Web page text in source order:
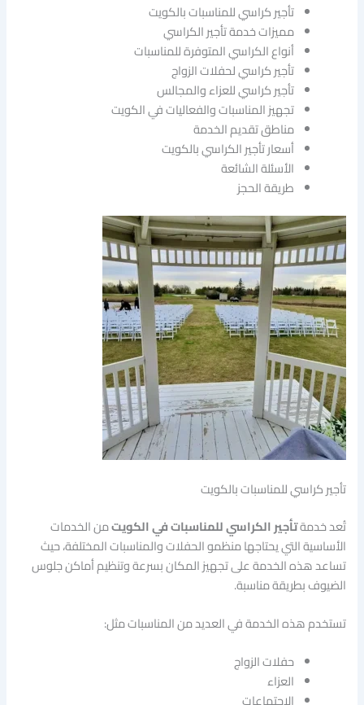
تأجير كراسي للمناسبات بالكويت
مميزات خدمة تأجير الكراسي
أنواع الكراسي المتوفرة للمناسبات
تأجير كراسي لحفلات الزواج
تأجير كراسي للعزاء والمجالس
تجهيز المناسبات والفعاليات في الكويت
مناطق تقديم الخدمة
أسعار تأجير الكراسي بالكويت
الأسئلة الشائعة
طريقة الحجز
تأجير كراسي للمناسبات بالكويت
تُعد خدمةتأجير الكراسي للمناسبات في الكويتمن الخدمات
الأساسية التي يحتاجها منظمو الحفلات والمناسبات المختلفة، حيث
تساعد هذه الخدمة على تجهيز المكان بسرعة وتنظيم أماكن جلوس
الضيوف بطريقة مناسبة.
تستخدم هذه الخدمة في العديد من المناسبات مثل:
حفلات الزواج
العزاء